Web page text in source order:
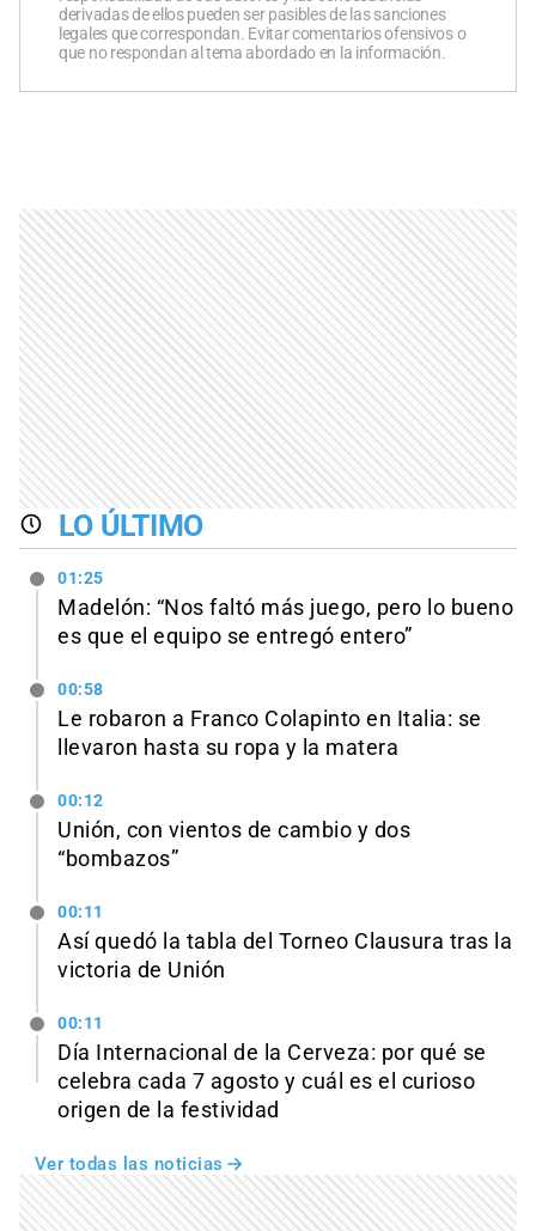
derivadas de ellos pueden ser pasibles de las sanciones
legales que correspondan. Evitar comentarios ofensivos o
que no respondan al tema abordado en la información.
LO ÚLTIMO
01:25
Madelón: “Nos faltó más juego, pero lo bueno
es que el equipo se entregó entero”
00:58
Le robaron a Franco Colapinto en Italia: se
llevaron hasta su ropa y la matera
00:12
Unión, con vientos de cambio y dos
“bombazos”
00:11
Así quedó la tabla del Torneo Clausura tras la
victoria de Unión
00:11
Día Internacional de la Cerveza: por qué se
celebra cada 7 agosto y cuál es el curioso
origen de la festividad
Ver todas las noticias